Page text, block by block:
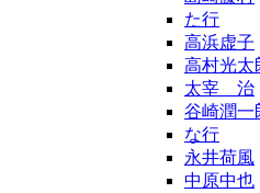
た行
高浜虚子
高村光太
太宰 治
谷崎潤一
な行
永井荷風
中原中也